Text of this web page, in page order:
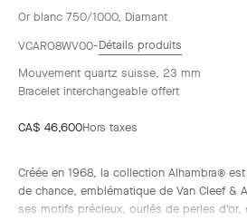
Or blanc 750/1000, Diamant
VCARO8WV00 Détails produits
Mouvement quartz suisse, 23 mm
Bracelet interchangeable offert
CA$ 46,600Hors taxes
Créée en 1968, la collection Alhambra®
de chance, emblématique de Van Cleef &
ses motifs précieux, ourlés de perles d'or,